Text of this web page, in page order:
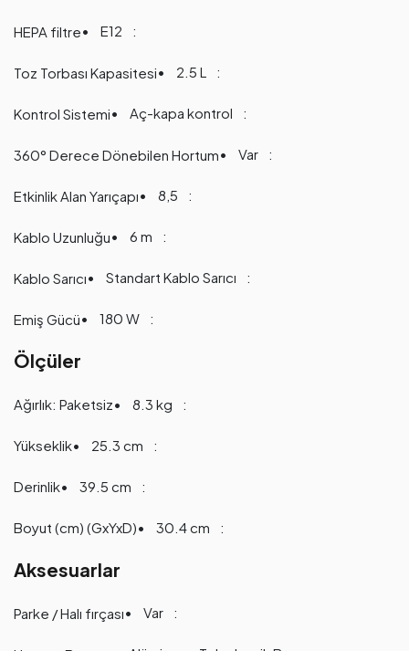
HEPA filtre E12
Toz Torbası Kapasitesi 2.5 L
Kontrol Sistemi Aç-kapa kontrol
360° Derece Dönebilen Hortum Var
Etkinlik Alan Yarıçapı 8,5
Kablo Uzunluğu 6 m
Kablo Sarıcı Standart Kablo Sarıcı
Emiş Gücü 180 W
Ölçüler
Ağırlık: Paketsiz 8.3 kg
Yükseklik 25.3 cm
Derinlik 39.5 cm
Boyut (cm) (GxYxD) 30.4 cm
Aksesuarlar
Parke / Halı fırçası Var